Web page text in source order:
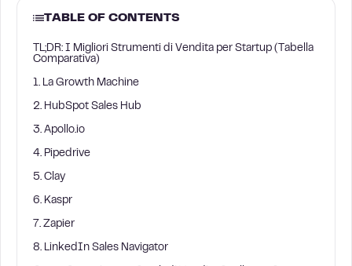
TABLE OF CONTENTS
TL;DR: I Migliori Strumenti di Vendita per Startup (Tabella
Comparativa)
1. La Growth Machine
2. HubSpot Sales Hub
3. Apollo.io
4. Pipedrive
5. Clay
6. Kaspr
7. Zapier
8. LinkedIn Sales Navigator